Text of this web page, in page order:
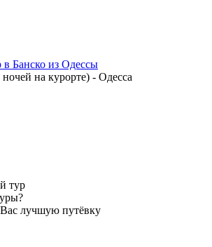
Банско из Одессы
на курорте) - Одесса
тур
лучшую путёвку